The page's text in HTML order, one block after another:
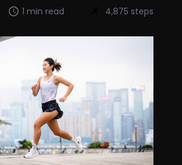
1 min read 4,875 steps